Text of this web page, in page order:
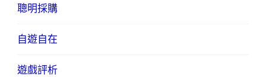
聰明採購
自遊自在
遊戲評析